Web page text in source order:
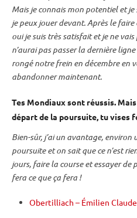
Mais je connais mon potentiel et je
je peux jouer devant. Après le faire
oui je suis très satisfait et je ne
n’aurai pas passer la dernière
rongé notre frein en décembre en
abandonner maintenant.
Tes Mondiaux sont réussis.
départ de la poursuite, tu vises
Bien-sûr, j’ai un avantage, environ
poursuiteet on sait que ce n’est
jours, faire la course et essayer
fera ce que ça fera !
Obertilliach – Émilien